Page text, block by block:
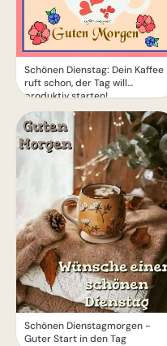
Schönen Dienstag: Dein Kaffee
ruft schon, der Tag will
produktiv starten!
Schönen Dienstagmorgen -
Guter Start in den Tag